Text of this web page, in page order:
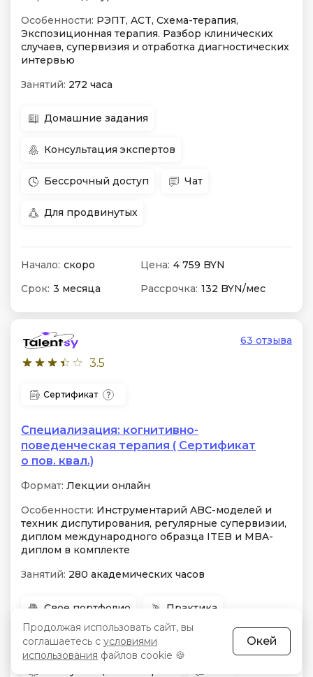
Особенности: РЭПТ, ACT, Схема-терапия,
Экспозиционная терапия. Разбор клинических
случаев, супервизия и отработка диагностических
интервью
Занятий: 272 часа
Домашние задания
Консультация экспертов
Бессрочный доступ Чат
Для продвинутых
Начало: скоро Цена: 4 759 BYN
Срок: 3 месяца Рассрочка: 132 BYN/мес
3.5
63 отзыва
Сертификат
Специализация: когнитивно-
поведенческая терапия ( Сертификат
о пов. квал.)
Формат: Лекции онлайн
Особенности: Инструментарий ABC-моделей и
техник диспутирования, регулярные супервизии,
диплом международного образца ITEB и MBA-
диплом в комплекте
Занятий: 280 академических часов
Свое портфолио Практика
Домашние задания
Продолжая использовать сайт, вы
соглашаетесь с условиями
использования файлов cookie 🍪
Окей